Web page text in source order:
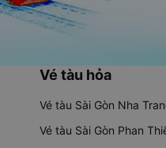
Vé tàu hỏa
Vé tàu Sài Gòn Nha
Vé tàu Sài Gòn Phan